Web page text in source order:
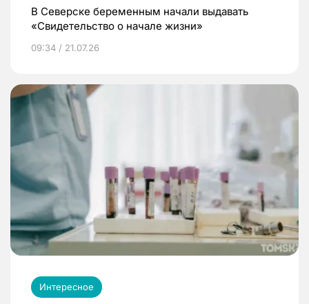
В Северске беременным начали выдавать
«Свидетельство о начале жизни»
09:34 / 21.07.26
Интересное